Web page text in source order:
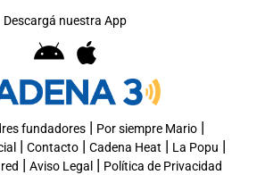
Descargá nuestra App
fundadores| Por siempre Mario|
| Contacto| Cadena Heat | La Popu |
| Aviso Legal | Política de Privacidad